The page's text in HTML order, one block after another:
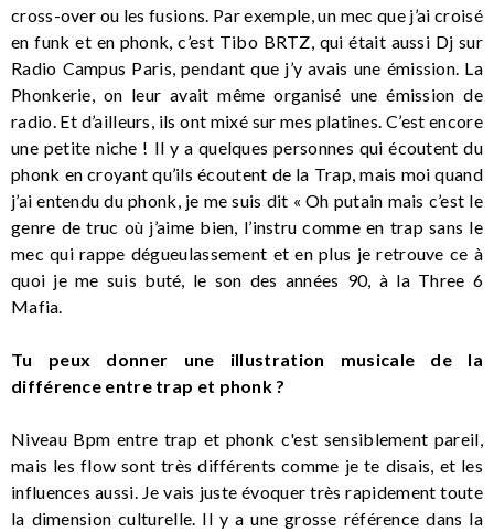
cross-over ou les fusions. Par exemple, un mec que j’ai croisé
en funk et en phonk, c’est Tibo BRTZ, qui était aussi Dj sur
Radio Campus Paris, pendant que j’y avais une émission. La
Phonkerie, on leur avait même organisé une émission de
radio. Et d’ailleurs, ils ont mixé sur mes platines. C’est encore
une petite niche ! Il y a quelques personnes qui écoutent du
phonk en croyant qu’ils écoutent de la Trap, mais moi quand
j’ai entendu du phonk, je me suis dit « Oh putain mais c’est le
genre de truc où j’aime bien, l’instru comme en trap sans le
mec qui rappe dégueulassement et en plus je retrouve ce à
quoi je me suis buté, le son des années 90, à la Three 6
Mafia.
Tu peux donner une illustration musicale de la
différence entre trap et phonk ?
Niveau Bpm entre trap et phonk c'est sensiblement pareil,
mais les flow sont très différents comme je te disais, et les
influences aussi. Je vais juste évoquer très rapidement toute
la dimension culturelle. Il y a une grosse référence dans la